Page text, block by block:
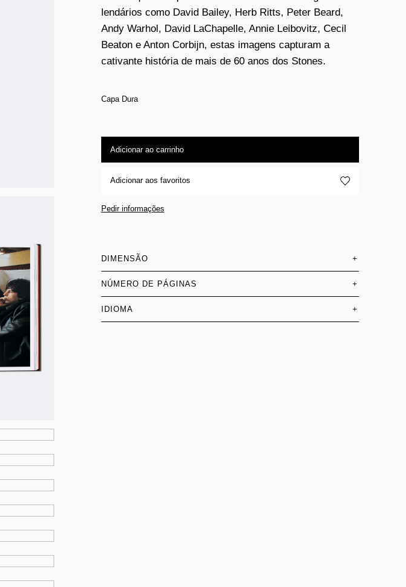
lendários como David Bailey, Herb Ritts, Peter Beard,
Andy Warhol, David LaChapelle, Annie Leibovitz, Cecil
Beaton e Anton Corbijn, estas imagens capturam a
cativante história de mais de 60 anos dos Stones.
Capa Dura
Adicionar ao carrinho
Adicionar aos favoritos
Pedir informações
DIMENSÃO +
NÚMERO DE PÁGINAS +
IDIOMA +